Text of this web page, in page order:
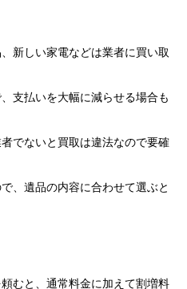
新しい家電などは業者に買い取
支払いを大幅に減らせる場合も
でないと買取は違法なので要確
、遺品の内容に合わせて選ぶと
むと、通常料金に加えて割増料